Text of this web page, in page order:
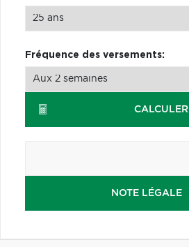
Fréquence des versements:
CALCULER
NOTE LÉGALE